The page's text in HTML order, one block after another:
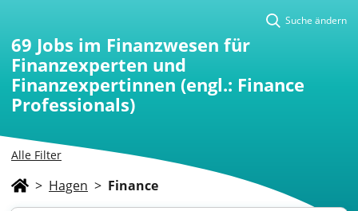
Alle Filter
Suche ändern
69 Jobs im Finanzwesen für
Finanzexperten und
Finanzexpertinnen (engl.: Finance
Professionals)
> Hagen > Finance